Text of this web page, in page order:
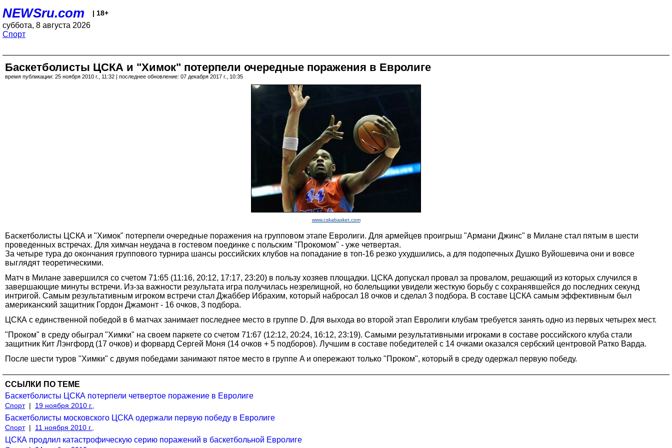
NEWSru.com | 18+
суббота, 8 августа 2026
Спорт
Баскетболисты ЦСКА и "Химок" потерпели очередные поражения в Евролиге
время публикации: 25 ноября 2010 г., 11:32 | последнее обновление: 07 декабря 2017 г., 10:35
www.cskabasket.com
Баскетболисты ЦСКА и "Химок" потерпели очередные поражения на групповом этапе Евролиги. Для армейцев проигрыш "Армани Джинс" в Милане стал пятым в шести
проведенных встречах. Для химчан неудача в гостевом поединке с польским "Прокомом" - уже четвертая.
За четыре тура до окончания группового турнира шансы российских клубов на попадание в топ-16 резко ухудшились, а для подопечных Душко Вуйошевича они и вовсе
выглядят теоретическими.
Матч в Милане завершился со счетом 71:65 (11:16, 20:12, 17:17, 23:20) в пользу хозяев площадки. ЦСКА допускал провал за провалом, решающий из которых случился в
завершающие минуты встречи. Из-за важности результата игра получилась незрелищной, но болельщики увидели жесткую борьбу с сохранявшейся до последних секунд
интригой. Самым результативным игроком встречи стал Джаббер Ибрахим, который набросал 18 очков и сделал 3 подбора. В составе ЦСКА самым эффективным был
американский защитник Гордон Джамонт - 16 очков, 3 подбора.
ЦСКА с единственной победой в 6 матчах занимает последнее место в группе D. Для выхода во второй этап Евролиги клубам требуется занять одно из первых четырех мест.
"Проком" в среду обыграл "Химки" на своем паркете со счетом 71:67 (12:12, 20:24, 16:12, 23:19). Самыми результативными игроками в составе российского клуба стали
защитник Кит Лэнгфорд (17 очков) и форвард Сергей Моня (14 очков + 5 подборов). Лучшим в составе победителей с 14 очками оказался сербский центровой Ратко Варда.
После шести туров "Химки" с двумя победами занимают пятое место в группе A и опережают только "Проком", который в среду одержал первую победу.
ССЫЛКИ ПО ТЕМЕ
Баскетболисты ЦСКА потерпели четвертое поражение в Евролиге
Спорт | 19 ноября 2010 г.,
Баскетболисты московского ЦСКА одержали первую победу в Евролиге
Спорт | 11 ноября 2010 г.,
ЦСКА продлил катастрофическую серию поражений в баскетбольной Евролиге